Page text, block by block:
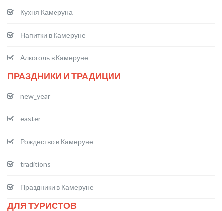
Кухня Камеруна
Напитки в Камеруне
Алкоголь в Камеруне
ПРАЗДНИКИ И ТРАДИЦИИ
new_year
easter
Рождество в Камеруне
traditions
Праздники в Камеруне
ДЛЯ ТУРИСТОВ